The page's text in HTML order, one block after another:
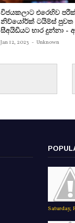
විජයකලාට එරෙහිව
නිව්යෝර්ක්‌ ටයිම්ස්‌ පුවත
සීඅයිඩියට භාර දුන්නා -
Jan 12, 2023 - Unknown
Saturday,